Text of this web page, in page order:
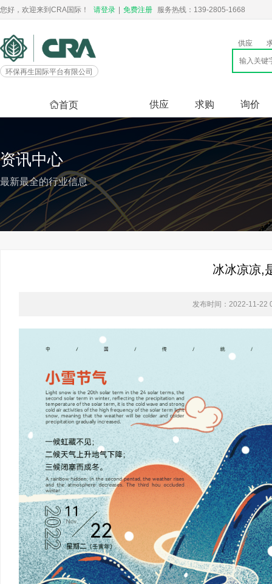
您好，欢迎来到CRA国际！ 请登录 免费注册 服务热线：139-2805-1668
环保再生国际平台有限公司
供应
首页 供应 求购 询价
资讯中心
最新最全的行业信息
冰冰凉凉,
发布时间：2022-11-22